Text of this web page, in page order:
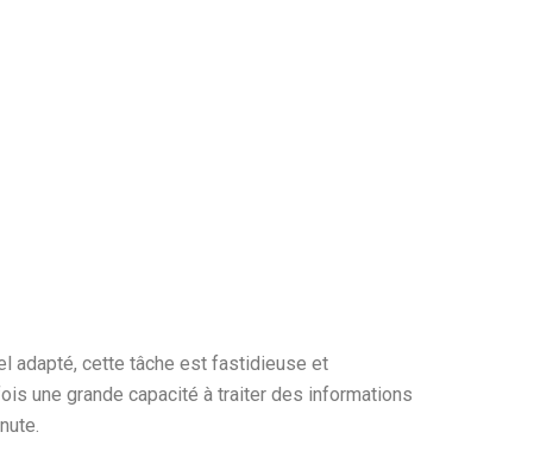
adapté, cette tâche est fastidieuse et
une grande capacité à traiter des informations